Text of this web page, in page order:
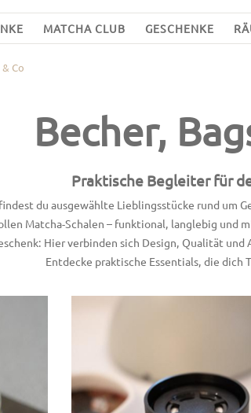
MATCHA CLUB GESCHENKE
& Co
Becher,
Praktische Begleiter für
du ausgewählte Lieblingsstücke rund um
Matcha-Schalen – funktional, langlebig
Hier verbinden sich Design, Qualität
Entdecke praktische Essentials, die dich